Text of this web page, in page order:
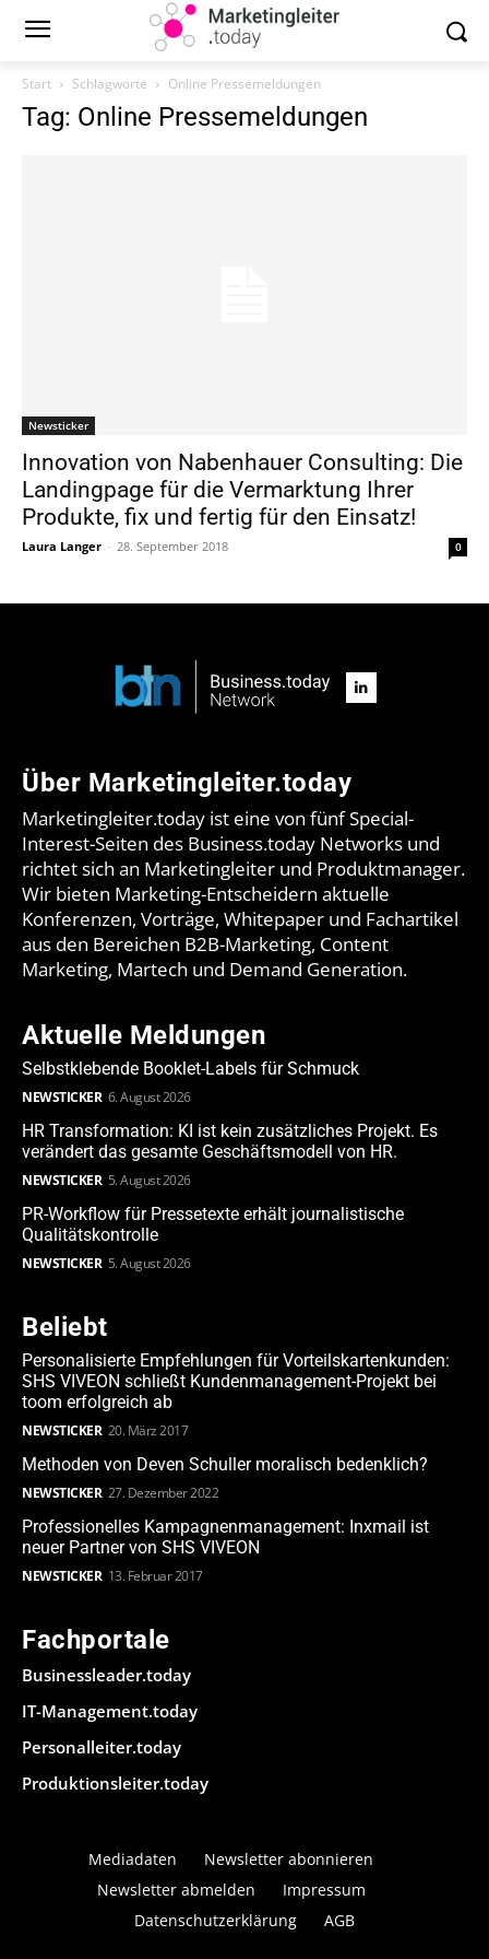
Start Schlagworte Online Pressemeldungen
Tag: Online Pressemeldungen
Newsticker
Innovation von Nabenhauer Consulting: Die
Landingpage für die Vermarktung Ihrer
Produkte, fix und fertig für den Einsatz!
Laura Langer - 28. September 2018 0
Über Marketingleiter.today
Marketingleiter.today ist eine von fünf Special-
Interest-Seiten des Business.today Networks und
richtet sich an Marketingleiter und Produktmanager.
Wir bieten Marketing-Entscheidern aktuelle
Konferenzen, Vorträge, Whitepaper und Fachartikel
aus den Bereichen B2B-Marketing, Content
Marketing, Martech und Demand Generation.
Aktuelle Meldungen
Selbstklebende Booklet-Labels für Schmuck
NEWSTICKER 6. August 2026
HR Transformation: KI ist kein zusätzliches Projekt. Es
verändert das gesamte Geschäftsmodell von HR.
NEWSTICKER 5. August 2026
PR-Workflow für Pressetexte erhält journalistische
Qualitätskontrolle
NEWSTICKER 5. August 2026
Beliebt
Personalisierte Empfehlungen für Vorteilskartenkunden:
SHS VIVEON schließt Kundenmanagement-Projekt bei
toom erfolgreich ab
NEWSTICKER 20. März 2017
Methoden von Deven Schuller moralisch bedenklich?
NEWSTICKER 27. Dezember 2022
Professionelles Kampagnenmanagement: Inxmail ist
neuer Partner von SHS VIVEON
NEWSTICKER 13. Februar 2017
Fachportale
Businessleader.today
IT-Management.today
Personalleiter.today
Produktionsleiter.today
Mediadaten
Newsletter abonnieren
Newsletter abmelden
Impressum
Datenschutzerklärung
AGB